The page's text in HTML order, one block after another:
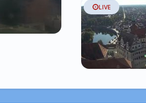
LIVE